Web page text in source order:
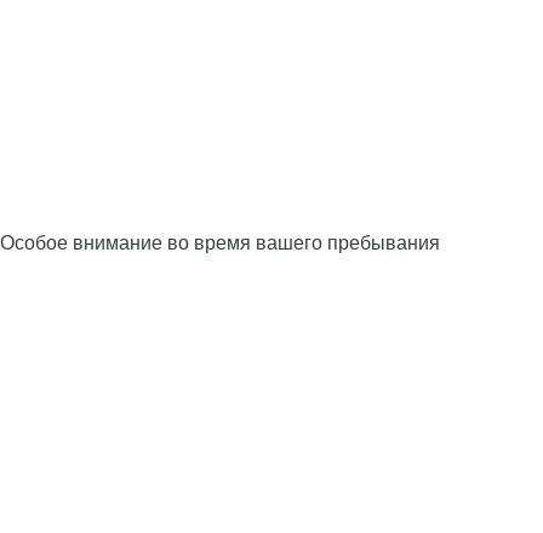
Особое внимание во время вашего пребывания